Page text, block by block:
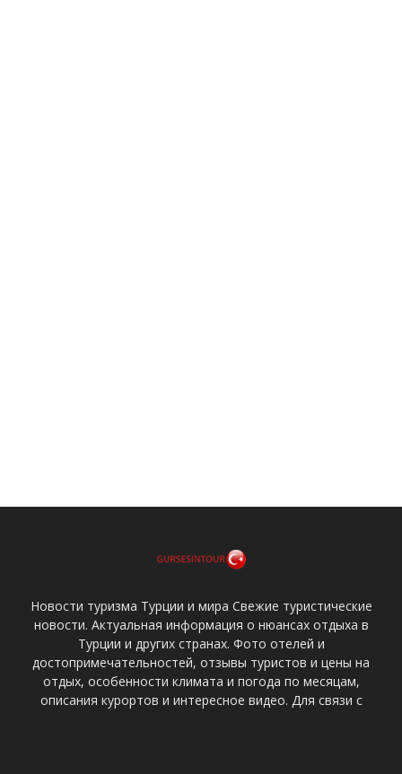
Новости туризма Турции и мира Свежие туристические
новости. Актуальная информация о нюансах отдыха в
Турции и других странах. Фото отелей и
достопримечательностей, отзывы туристов и цены на
отдых, особенности климата и погода по месяцам,
описания курортов и интересное видео. Для связи с